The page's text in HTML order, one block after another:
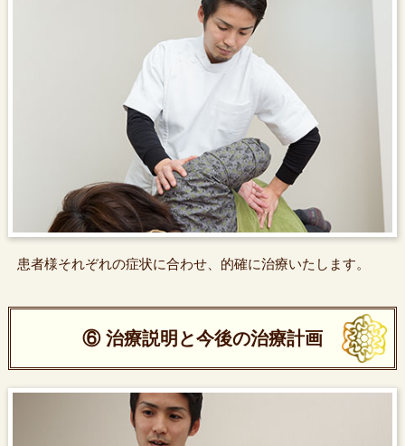
患者様それぞれの症状に合わせ、的確に治療いたします。
⑥ 治療説明と今後の治療計画